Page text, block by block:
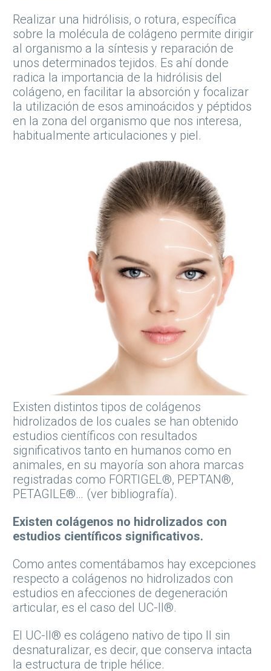
Realizar una hidrólisis, o rotura, específica
sobre la molécula de colágeno permite dirigir
al organismo a la síntesis y reparación de
unos determinados tejidos. Es ahí donde
radica la importancia de la hidrólisis del
colágeno, en facilitar la absorción y focalizar
la utilización de esos aminoácidos y péptidos
en la zona del organismo que nos interesa,
habitualmente articulaciones y piel.
Existen distintos tipos de colágenos
hidrolizados de los cuales se han obtenido
estudios científicos con resultados
significativos tanto en humanos como en
animales, en su mayoría son ahora marcas
registradas como FORTIGEL®, PEPTAN®,
PETAGILE®… (ver bibliografía).
Existen colágenos no hidrolizados con
estudios científicos significativos.
Como antes comentábamos hay excepciones
respecto a colágenos no hidrolizados con
estudios en afecciones de degeneración
articular, es el caso del UC-II®.
El UC-II® es colágeno nativo de tipo II sin
desnaturalizar, es decir, que conserva intacta
la estructura de triple hélice.